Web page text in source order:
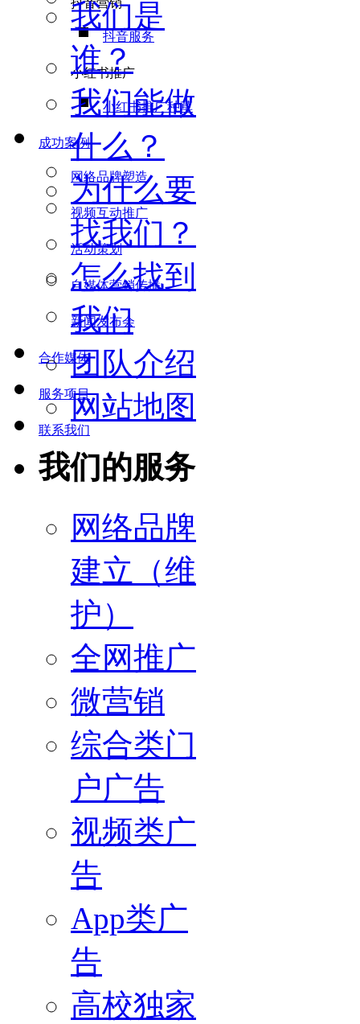
抖音营销
抖音服务
小红书推广
小红书推广种草
成功案例
网络品牌塑造
视频互动推广
活动策划
自媒体营销传播
新闻发布会
合作媒体
服务项目
联系我们
我们是
谁？
我们能做
什么？
为什么要
找我们？
怎么找到
我们
团队介绍
网站地图
我们的服务
网络品牌
建立（维
护）
全网推广
微营销
综合类门
户广告
视频类广
告
App类广
告
高校独家